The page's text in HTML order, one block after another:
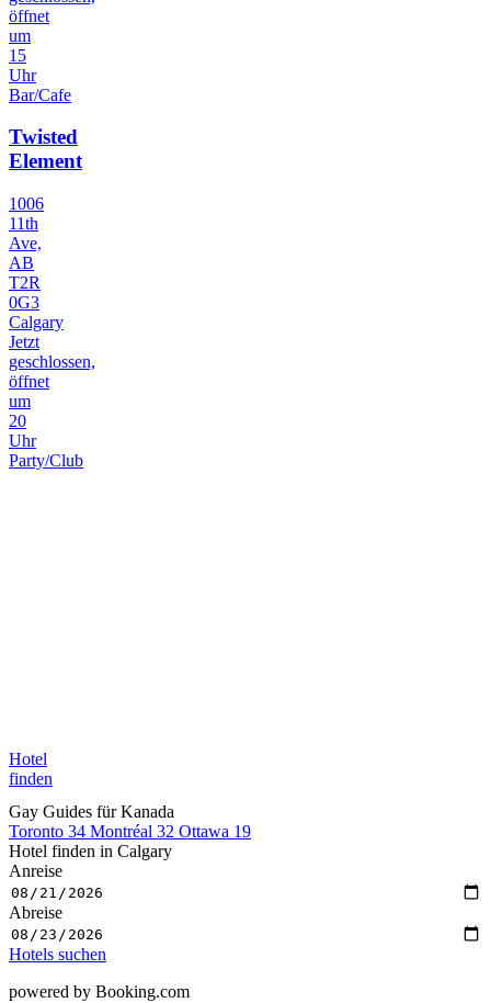
öffnet
um
15
Uhr
Bar/Cafe
Twisted
Element
1006
11th
Ave,
AB
T2R
0G3
Calgary
Jetzt
geschlossen,
öffnet
um
20
Uhr
Party/Club
Hotel
finden
Gay Guides für Kanada
Toronto 34 Montréal 32 Ottawa 19
Hotel finden in Calgary
Anreise
Abreise
Hotels suchen
powered by Booking.com